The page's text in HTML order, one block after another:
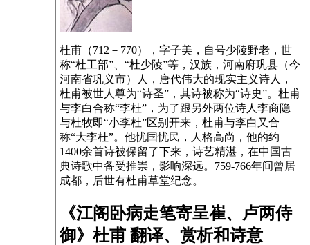
杜甫（712－770），字子美，自号少陵野老，世
称“杜工部”、“杜少陵”等，汉族，河南府巩县（今
河南省巩义市）人，唐代伟大的现实主义诗人，
杜甫被世人尊为“诗圣”，其诗被称为“诗史”。杜甫
与李白合称“李杜”，为了跟另外两位诗人李商隐
与杜牧即“小李杜”区别开来，杜甫与李白又合
称“大李杜”。他忧国忧民，人格高尚，他的约
1400余首诗被保留了下来，诗艺精湛，在中国古
典诗歌中备受推崇，影响深远。759-766年间曾居
成都，后世有杜甫草堂纪念。
《江阁卧病走笔寄呈崔、卢两侍
御》杜甫 翻译、赏析和诗意